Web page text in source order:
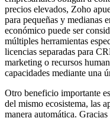
precios elevados, Zoho
para pequeñas y medianas
económico puede ser
múltiples herramientas
licencias separadas para
marketing o recursos
capacidades mediante una
Otro beneficio importante
del mismo ecosistema, las
manera automática.